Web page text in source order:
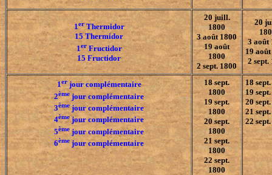
1erThermidor
15 Thermidor
1erFructidor
15 Fructidor
20 juill.
1800
3 août 1800
19 août
1800
2 sept. 1800
20
3 août
19
2 sept.
1erjour complémentaire
2èmejour complémentaire
3ème jour complémentaire
4èmejour complémentaire
5èmejour complémentaire
6èmejour complémentaire
18 sept.
1800
19 sept.
1800
20 sept.
1800
21 sept.
1800
22 sept.
1800
18
19
20
21
22